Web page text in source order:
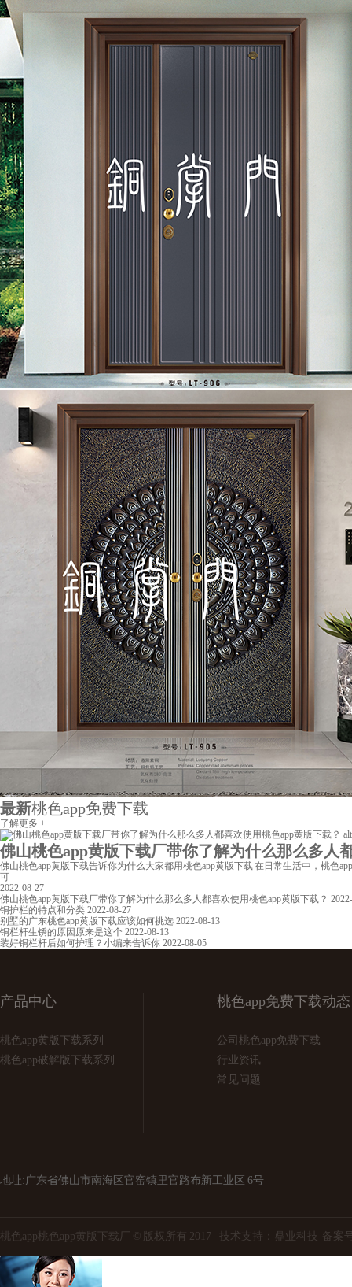
最新桃色app免费下载
了解更多 +
佛山桃色app黄版下载厂带你了解为什么那么多人都
佛山桃色app黄版下载告诉你为什么大家都用桃色app黄版下载 在日常生活中，桃色
可
2022-08-27
佛山桃色app黄版下载厂带你了解为什么那么多人都喜欢使用桃色app黄版下载？
铜护栏的特点和分类 2022-08-27
别墅的广东桃色app黄版下载应该如何挑选 2022-08-13
铜栏杆生锈的原因原来是这个 2022-08-13
装好铜栏杆后如何护理？小编来告诉你 2022-08-05
产品中心
桃色app黄版下载系列
桃色app破解版下载系列
桃色app免费下载动态
公司桃色app免费下载
行业资讯
常见问题
地址:广东省佛山市南海区官窑镇里官路布新工业区 6号
桃色app桃色app黄版下载厂 © 版权所有 2017 技术支持： 鼎业科技 备案号